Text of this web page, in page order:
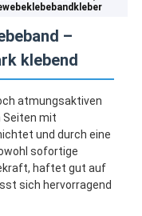
–
klebend
atmungsaktiven
Seiten mit
und durch eine
sofortige
haftet gut auf
sich hervorragend